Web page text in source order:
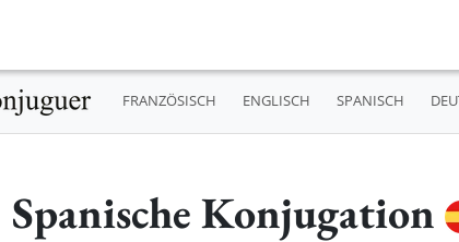
FRANZÖSISCH ENGLISCH SPANISCH
Spanische Konjugation